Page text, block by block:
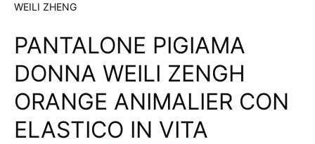
WEILI ZHENG
PANTALONE PIGIAMA
DONNA WEILI ZENGH
ORANGE ANIMALIER CON
ELASTICO IN VITA